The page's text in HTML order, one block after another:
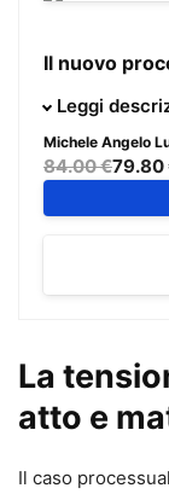
Il nuovo
La riforma del
tutelare i diritti
particolare in
Questo
settore uno
definitivi, fino
chiaro e
famiglia,
Leggi
Michele Angelo
84.00 €79.80
La
atto e
Il caso